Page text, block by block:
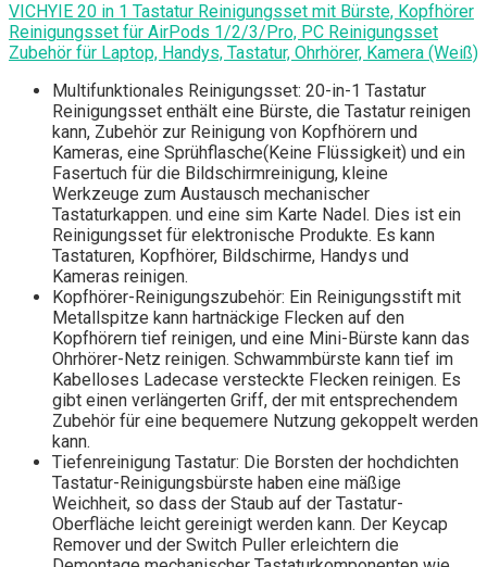
VICHYIE 20 in 1 Tastatur Reinigungsset mit Bürste, Kopfhörer
Reinigungsset für AirPods 1/2/3/Pro, PC Reinigungsset
Zubehör für Laptop, Handys, Tastatur, Ohrhörer, Kamera (Weiß)
Multifunktionales Reinigungsset: 20-in-1 Tastatur
Reinigungsset enthält eine Bürste, die Tastatur reinigen
kann, Zubehör zur Reinigung von Kopfhörern und
Kameras, eine Sprühflasche(Keine Flüssigkeit) und ein
Fasertuch für die Bildschirmreinigung, kleine
Werkzeuge zum Austausch mechanischer
Tastaturkappen. und eine sim Karte Nadel. Dies ist ein
Reinigungsset für elektronische Produkte. Es kann
Tastaturen, Kopfhörer, Bildschirme, Handys und
Kameras reinigen.
Kopfhörer-Reinigungszubehör: Ein Reinigungsstift mit
Metallspitze kann hartnäckige Flecken auf den
Kopfhörern tief reinigen, und eine Mini-Bürste kann das
Ohrhörer-Netz reinigen. Schwammbürste kann tief im
Kabelloses Ladecase versteckte Flecken reinigen. Es
gibt einen verlängerten Griff, der mit entsprechendem
Zubehör für eine bequemere Nutzung gekoppelt werden
kann.
Tiefenreinigung Tastatur: Die Borsten der hochdichten
Tastatur-Reinigungsbürste haben eine mäßige
Weichheit, so dass der Staub auf der Tastatur-
Oberfläche leicht gereinigt werden kann. Der Keycap
Remover und der Switch Puller erleichtern die